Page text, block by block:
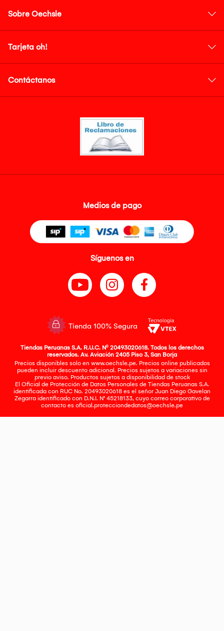
Sobre Oechsle
Tarjeta oh!
Contáctanos
Medios de pago
Síguenos en
Tienda 100% Segura
Tiendas Peruanas S.A. R.U.C. Nº 20493020618. Todos los derechos
reservados. Av. Aviación 2405 Piso 3, San Borja
Precios disponibles solo en www.oechsle.pe. Precios online publicados
pueden incluir descuento adicional. Precios sujetos a variaciones sin
previo aviso. Productos sujetos a disponibilidad de stock
El Oficial de Protección de Datos Personales de Tiendas Peruanas S.A.
identificada con RUC No. 20493020618 es el señor Juan Diego Gavelan
Zegarra identificado con D.N.I. N° 45218133, cuyo correo corporativo de
contacto es oficial.protecciondedatos@oechsle.pe